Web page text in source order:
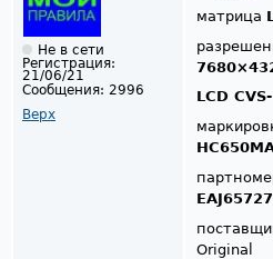
Не в сети
Регистрация:
21/06/21
Сообщения: 2996
Верх
матрица
LCD
Original